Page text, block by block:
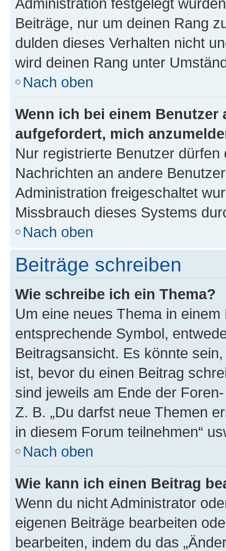
Beiträge, nur um deinen Rang
dulden dieses Verhalten nicht
wird deinen Rang unter
Nach oben
Wenn ich bei einem
aufgefordert, mich
Nur registrierte Benutzer
Nachrichten an andere
Administration freigeschaltet
Missbrauch dieses Systems
Nach oben
Beiträge schreiben
Wie schreibe ich ein Thema?
Um eine neues Thema in
entsprechende Symbol,
Beitragsansicht. Es könnte
ist, bevor du einen Beitrag
sind jeweils am Ende der
Z. B. „Du darfst neue Themen
in diesem Forum teilnehmen“
Nach oben
Wie kann ich einen Beitrag
Wenn du nicht Administrator
eigenen Beiträge bearbeiten
bearbeiten, indem du das